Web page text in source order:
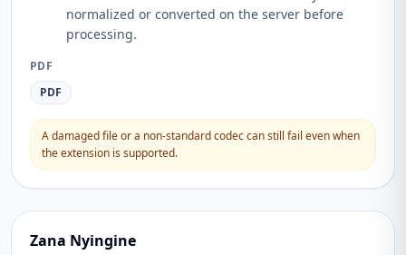
normalized or converted on the server before
processing.
PDF
PDF
A damaged file or a non-standard codec can still fail even when
the extension is supported.
Zana Nyingine